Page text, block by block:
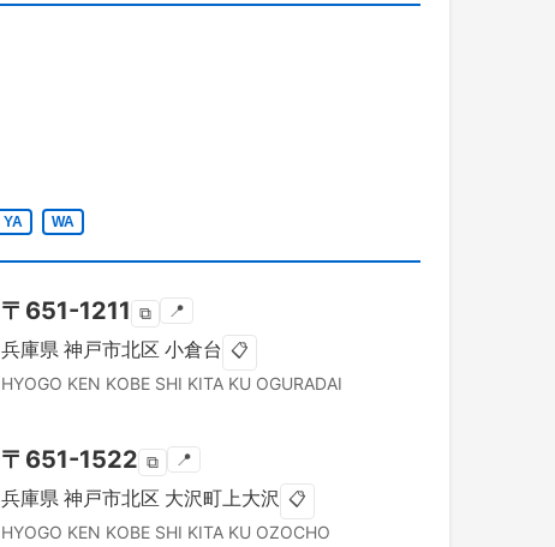
YA WA
〒 651-1211 ⧉ 📍
兵庫県 神戸市北区 小倉台 📋
HYOGO KEN KOBE SHI KITA KU OGURADAI
〒 651-1522 ⧉ 📍
兵庫県 神戸市北区 大沢町上大沢 📋
HYOGO KEN KOBE SHI KITA KU OZOCHO